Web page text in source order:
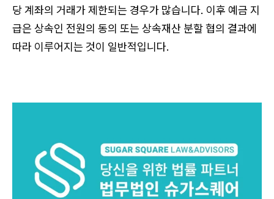
당 계좌의 거래가 제한되는 경우가 많습니다. 이후 예금 지
급은 상속인 전원의 동의 또는 상속재산 분할 협의 결과에
따라 이루어지는 것이 일반적입니다.